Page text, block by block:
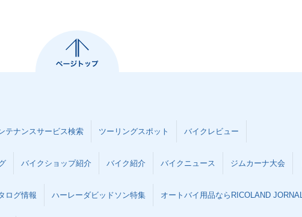
テナンスサービス検索 ツーリングスポット バイクレビュー
バイクショップ紹介 バイク紹介 バイクニュース ジムカーナ大会
ログ情報 ハーレーダビッドソン特集 オートバイ用品ならRICOLAND JORNAL